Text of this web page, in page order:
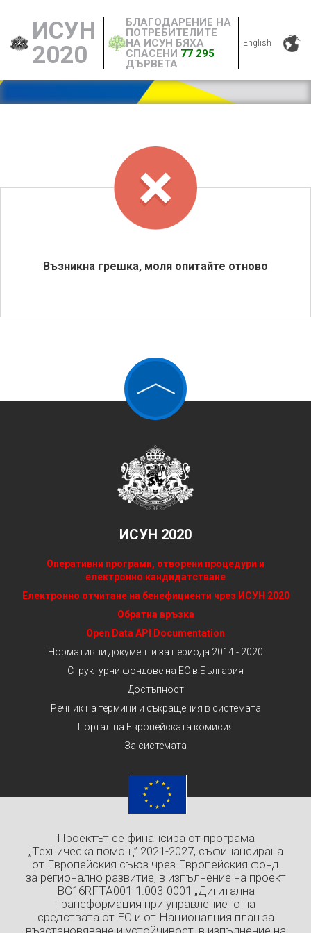
ИСУН
2020
БЛАГОДАРЕНИЕ НА
ПОТРЕБИТЕЛИТЕ
НА ИСУН БЯХА
СПАСЕНИ 77 295
ДЪРВЕТА
English
Възникна грешка, моля опитайте отново
ИСУН 2020
Оперативни програми, отворени процедури и
електронно кандидатстване
Електронно отчитане на бенефициенти чрез ИСУН 2020
Обратна връзка
Open Data API Documentation
Нормативни документи за периода 2014 - 2020
Структурни фондове на ЕС в България
Достъпност
Речник на термини и съкращения в системата
Портал на Европейската комисия
За системата
Проектът се финансира от програма
„Техническа помощ” 2021-2027, съфинансирана
от Европейския съюз чрез Европейския фонд
за регионално развитие, в изпълнение на проект
BG16RFTA001-1.003-0001 „Дигитална
трансформация при управлението на
средствата от ЕС и от Националния план за
възстановяване и устойчивост, в изпълнение на